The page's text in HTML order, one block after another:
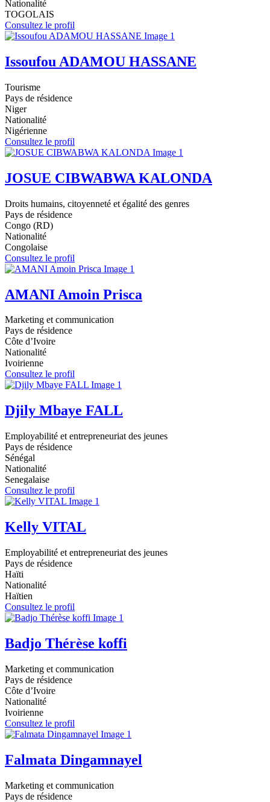
Nationalité
TOGOLAIS
Consultez le profil
Issoufou ADAMOU HASSANE
Tourisme
Pays de résidence
Niger
Nationalité
Nigérienne
Consultez le profil
JOSUE CIBWABWA KALONDA
Droits humains, citoyenneté et égalité des genres
Pays de résidence
Congo (RD)
Nationalité
Congolaise
Consultez le profil
AMANI Amoin Prisca
Marketing et communication
Pays de résidence
Côte d’Ivoire
Nationalité
Ivoirienne
Consultez le profil
Djily Mbaye FALL
Employabilité et entrepreneuriat des jeunes
Pays de résidence
Sénégal
Nationalité
Senegalaise
Consultez le profil
Kelly VITAL
Employabilité et entrepreneuriat des jeunes
Pays de résidence
Haïti
Nationalité
Haïtien
Consultez le profil
Badjo Thérèse koffi
Marketing et communication
Pays de résidence
Côte d’Ivoire
Nationalité
Ivoirienne
Consultez le profil
Falmata Dingamnayel
Marketing et communication
Pays de résidence